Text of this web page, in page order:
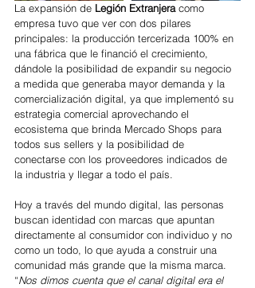
La expansión de Legión Extranjera como
empresa tuvo que ver con dos pilares
principales: la producción tercerizada 100% en
una fábrica que le financió el crecimiento,
dándole la posibilidad de expandir su negocio
a medida que generaba mayor demanda y la
comercialización digital, ya que implementó su
estrategia comercial aprovechando el
ecosistema que brinda Mercado Shops para
todos sus sellers y la posibilidad de
conectarse con los proveedores indicados de
la industria y llegar a todo el país.
Hoy a través del mundo digital, las personas
buscan identidad con marcas que apuntan
directamente al consumidor con individuo y no
como un todo, lo que ayuda a construir una
comunidad más grande que la misma marca.
“Nos dimos cuenta que el canal digital era el